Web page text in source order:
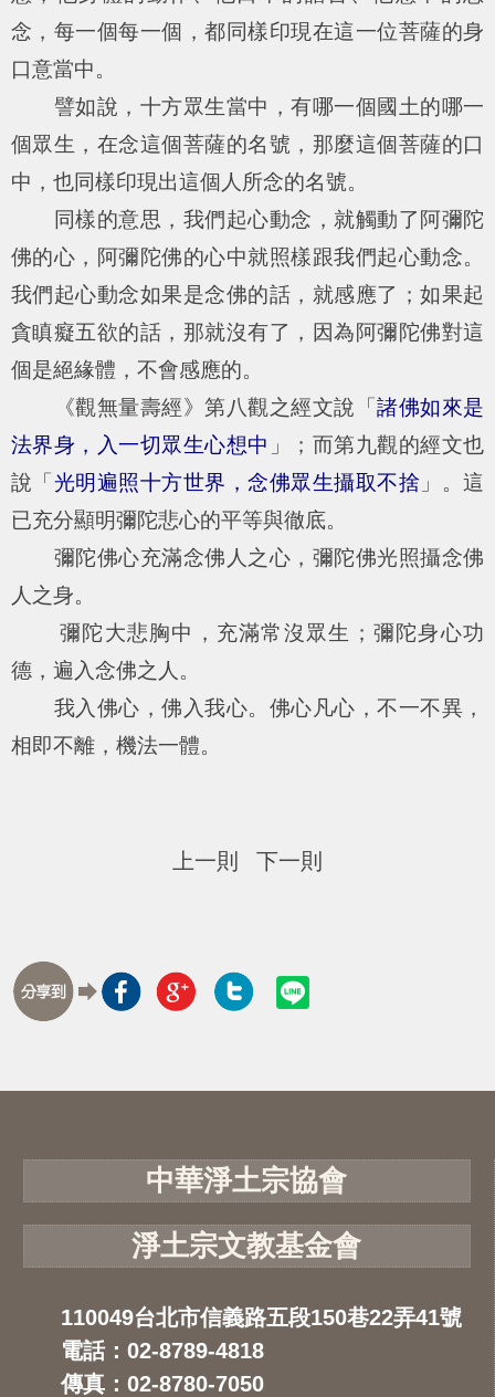
念，每一個每一個，都同樣印現在這一位菩薩的身
口意當中。
譬如說，十方眾生當中，有哪一個國土的哪一
個眾生，在念這個菩薩的名號，那麼這個菩薩的口
中，也同樣印現出這個人所念的名號。
同樣的意思，我們起心動念，就觸動了阿彌陀
佛的心，阿彌陀佛的心中就照樣跟我們起心動念。
我們起心動念如果是念佛的話，就感應了；如果起
貪瞋癡五欲的話，那就沒有了，因為阿彌陀佛對這
個是絕緣體，不會感應的。
《觀無量壽經》第八觀之經文說「 諸佛如來是
法界身，入一切眾生心想中 」；而第九觀的經文也
說「 光明遍照十方世界，念佛眾生攝取不捨 」。這
已充分顯明彌陀悲心的平等與徹底。
彌陀佛心充滿念佛人之心，彌陀佛光照攝念佛
人之身。
彌陀大悲胸中，充滿常沒眾生；彌陀身心功
德，遍入念佛之人。
我入佛心，佛入我心。佛心凡心，不一不異，
相即不離，機法一體。
上一則 下一則
中華淨土宗協會
淨土宗文教基金會
110049台北市信義路五段150巷22弄41號
電話：02-8789-4818
傳真：02-8780-7050